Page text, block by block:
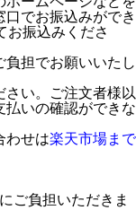
でお振込みができ
お振込みくださ
担でお願いいたし
い。ご注文者様以
払いの確認ができな
わせは楽天市場まで
ご負担いただきま